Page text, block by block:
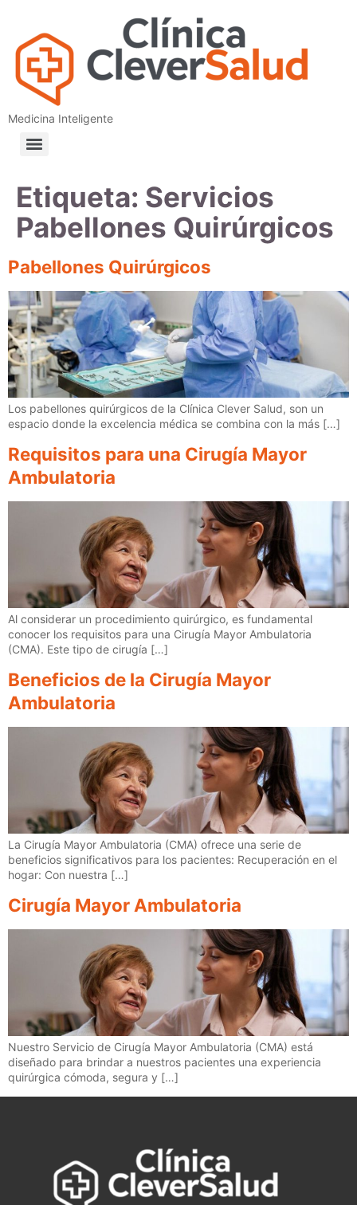
Medicina Inteligente
Etiqueta: Servicios
Pabellones Quirúrgicos
Pabellones Quirúrgicos
Los pabellones quirúrgicos de la Clínica Clever Salud, son un
espacio donde la excelencia médica se combina con la más […]
Requisitos para una Cirugía Mayor
Ambulatoria
Al considerar un procedimiento quirúrgico, es fundamental
conocer los requisitos para una Cirugía Mayor Ambulatoria
(CMA). Este tipo de cirugía […]
Beneficios de la Cirugía Mayor
Ambulatoria
La Cirugía Mayor Ambulatoria (CMA) ofrece una serie de
beneficios significativos para los pacientes: Recuperación en el
hogar: Con nuestra […]
Cirugía Mayor Ambulatoria
Nuestro Servicio de Cirugía Mayor Ambulatoria (CMA) está
diseñado para brindar a nuestros pacientes una experiencia
quirúrgica cómoda, segura y […]